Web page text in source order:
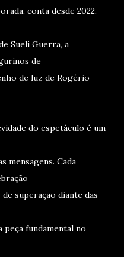
conta desde 2022,
Sueli Guerra, a
de
de luz de Rogério
do espetáculo é um
mensagens. Cada
superação diante das
fundamental no